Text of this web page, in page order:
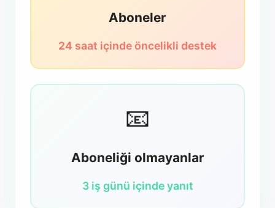
Aboneler
24 saat içinde öncelikli destek
📧
Aboneliği olmayanlar
3 iş günü içinde yanıt